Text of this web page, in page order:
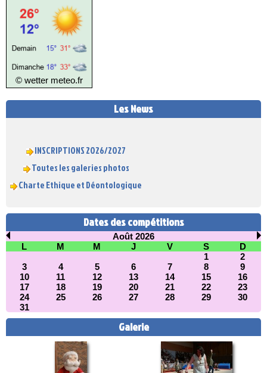
© wetter meteo.fr
Les News
INSCRIPTIONS 2026/2027
Toutes les galeries photos
Charte Ethique et Déontologique
Dates des compétitions
Août 2026
L
M M J V S
D
1
2
3
4 5 6 7 8
9
10
11 12 13 14 15
16
17
18 19 20 21 22
23
24
25 26 27 28 29
30
31
Galerie